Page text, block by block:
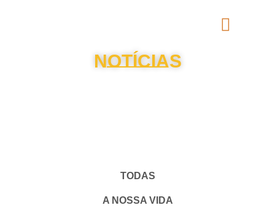
NOTÍCIAS
TODAS
A NOSSA VIDA